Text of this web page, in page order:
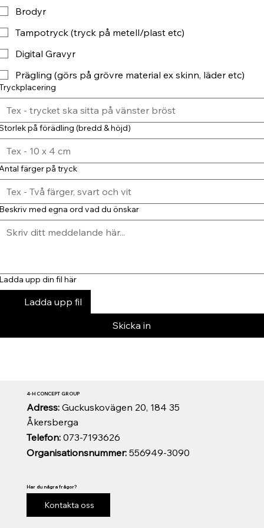
Brodyr
Tampotryck (tryck på metell/plast etc)
Digital Gravyr
Prägling (görs på grövre material ex skinn, läder etc)
på förädling (bredd & höjd)
färger på tryck
med egna ord vad du önskar
upp din fil här
Ladda upp fil
Skicka in
Organisationsnummer:556949-3090
Telefon:073-7193626
Adress: Guckuskovägen 20, 184 35
Åkersberga
4-H CONCEPT GROUP
Har du några frågor?
Kontakta oss